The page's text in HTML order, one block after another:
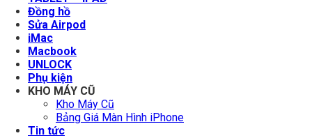
Đồng hồ
Sửa Airpod
iMac
Macbook
UNLOCK
Phụ kiện
KHO MÁY CŨ
Kho Máy Cũ
Bảng Giá Màn Hình iPhone
Tin tức